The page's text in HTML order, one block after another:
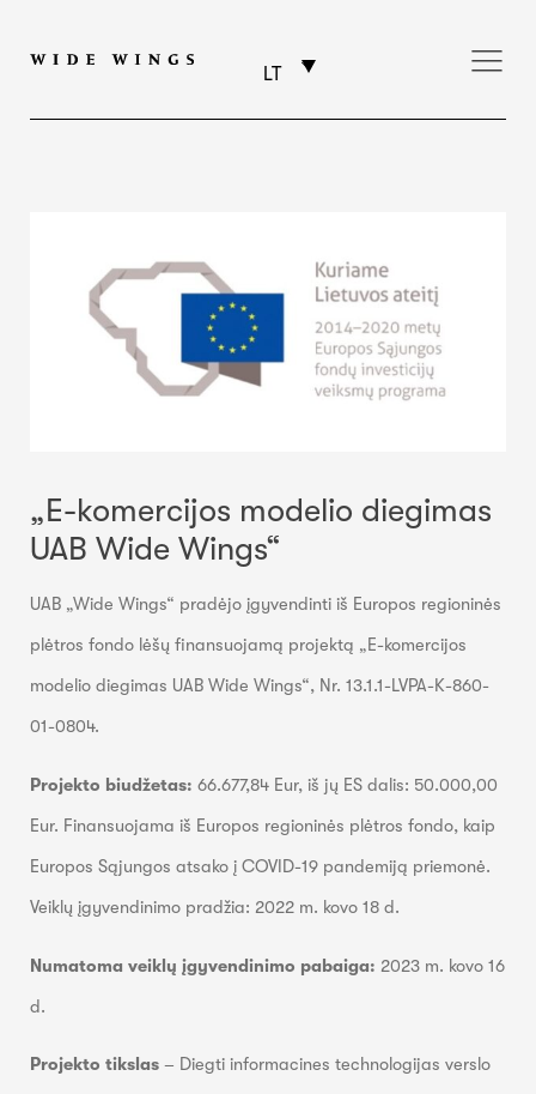
LT
„E-komercijos modelio diegimas
UAB Wide Wings“
UAB „Wide Wings“ pradėjo įgyvendinti iš Europos regioninės
plėtros fondo lėšų finansuojamą projektą „E-komercijos
modelio diegimas UAB Wide Wings“, Nr. 13.1.1-LVPA-K-860-
01-0804.
Projekto biudžetas: 66.677,84 Eur, iš jų ES dalis: 50.000,00
Eur. Finansuojama iš Europos regioninės plėtros fondo, kaip
Europos Sąjungos atsako į COVID-19 pandemiją priemonė.
Veiklų įgyvendinimo pradžia: 2022 m. kovo 18 d.
Numatoma veiklų įgyvendinimo pabaiga: 2023 m. kovo 16
d.
Projekto tikslas– Diegti informacines technologijas verslo